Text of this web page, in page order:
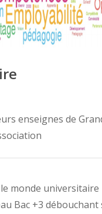
enseignes de
monde universitaire
Bac +3 débouchant